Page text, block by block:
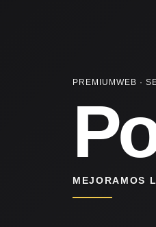
PREMIUMWEB ·
MEJORAMOS